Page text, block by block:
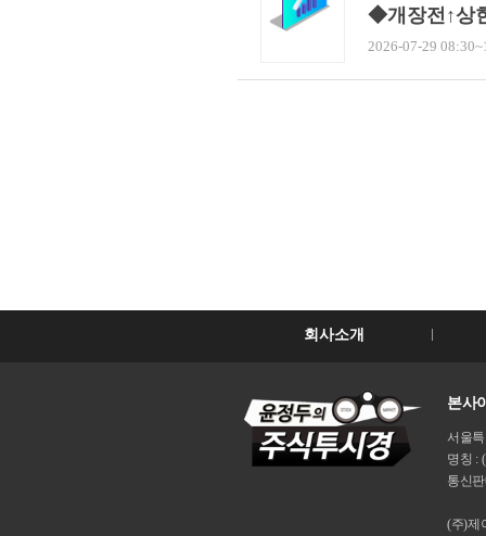
◆개장전↑상
2026-07-29
회사소개
본사
서울
명칭 :
통신
(주)제